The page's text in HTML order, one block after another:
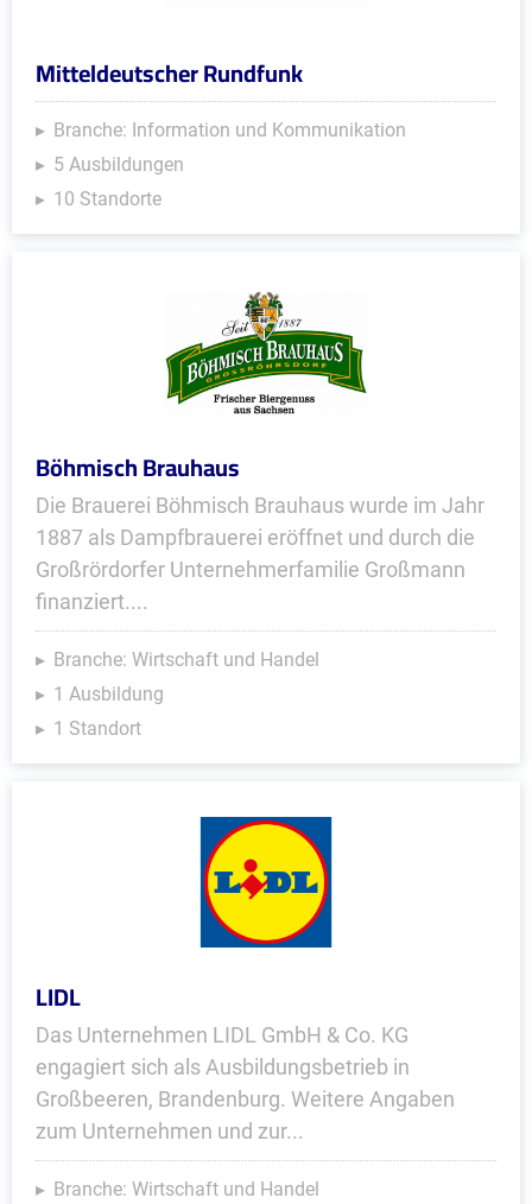
Mitteldeutscher Rundfunk
Branche: Information und Kommunikation
5 Ausbildungen
10 Standorte
Böhmisch Brauhaus
Die Brauerei Böhmisch Brauhaus wurde im Jahr
1887 als Dampfbrauerei eröffnet und durch die
Großrördorfer Unternehmerfamilie Großmann
finanziert....
Branche: Wirtschaft und Handel
1 Ausbildung
1 Standort
LIDL
Das Unternehmen LIDL GmbH & Co. KG
engagiert sich als Ausbildungsbetrieb in
Großbeeren, Brandenburg. Weitere Angaben
zum Unternehmen und zur...
Branche: Wirtschaft und Handel